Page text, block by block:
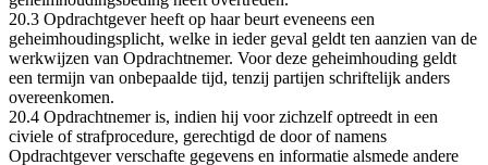
20.3 Opdrachtgever heeft op haar beurt eveneens een
geheimhoudingsplicht, welke in ieder geval geldt ten aanzien van de
werkwijzen van Opdrachtnemer. Voor deze geheimhouding geldt
een termijn van onbepaalde tijd, tenzij partijen schriftelijk anders
overeenkomen.
20.4 Opdrachtnemer is, indien hij voor zichzelf optreedt in een
civiele of strafprocedure, gerechtigd de door of namens
Opdrachtgever verschafte gegevens en informatie alsmede andere